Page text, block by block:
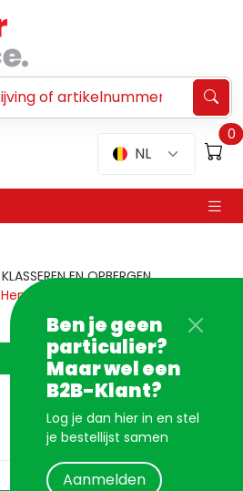
NL
0
Ben je geen
particulier?
Maar wel een
B2B-Klant?
Log je dan hier in en stel
je bestellijst samen
Aanmelden
KLASSEREN EN OPBERGEN
Hemdmap